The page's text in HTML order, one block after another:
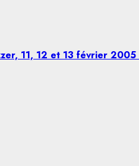
11, 12 et 13 février